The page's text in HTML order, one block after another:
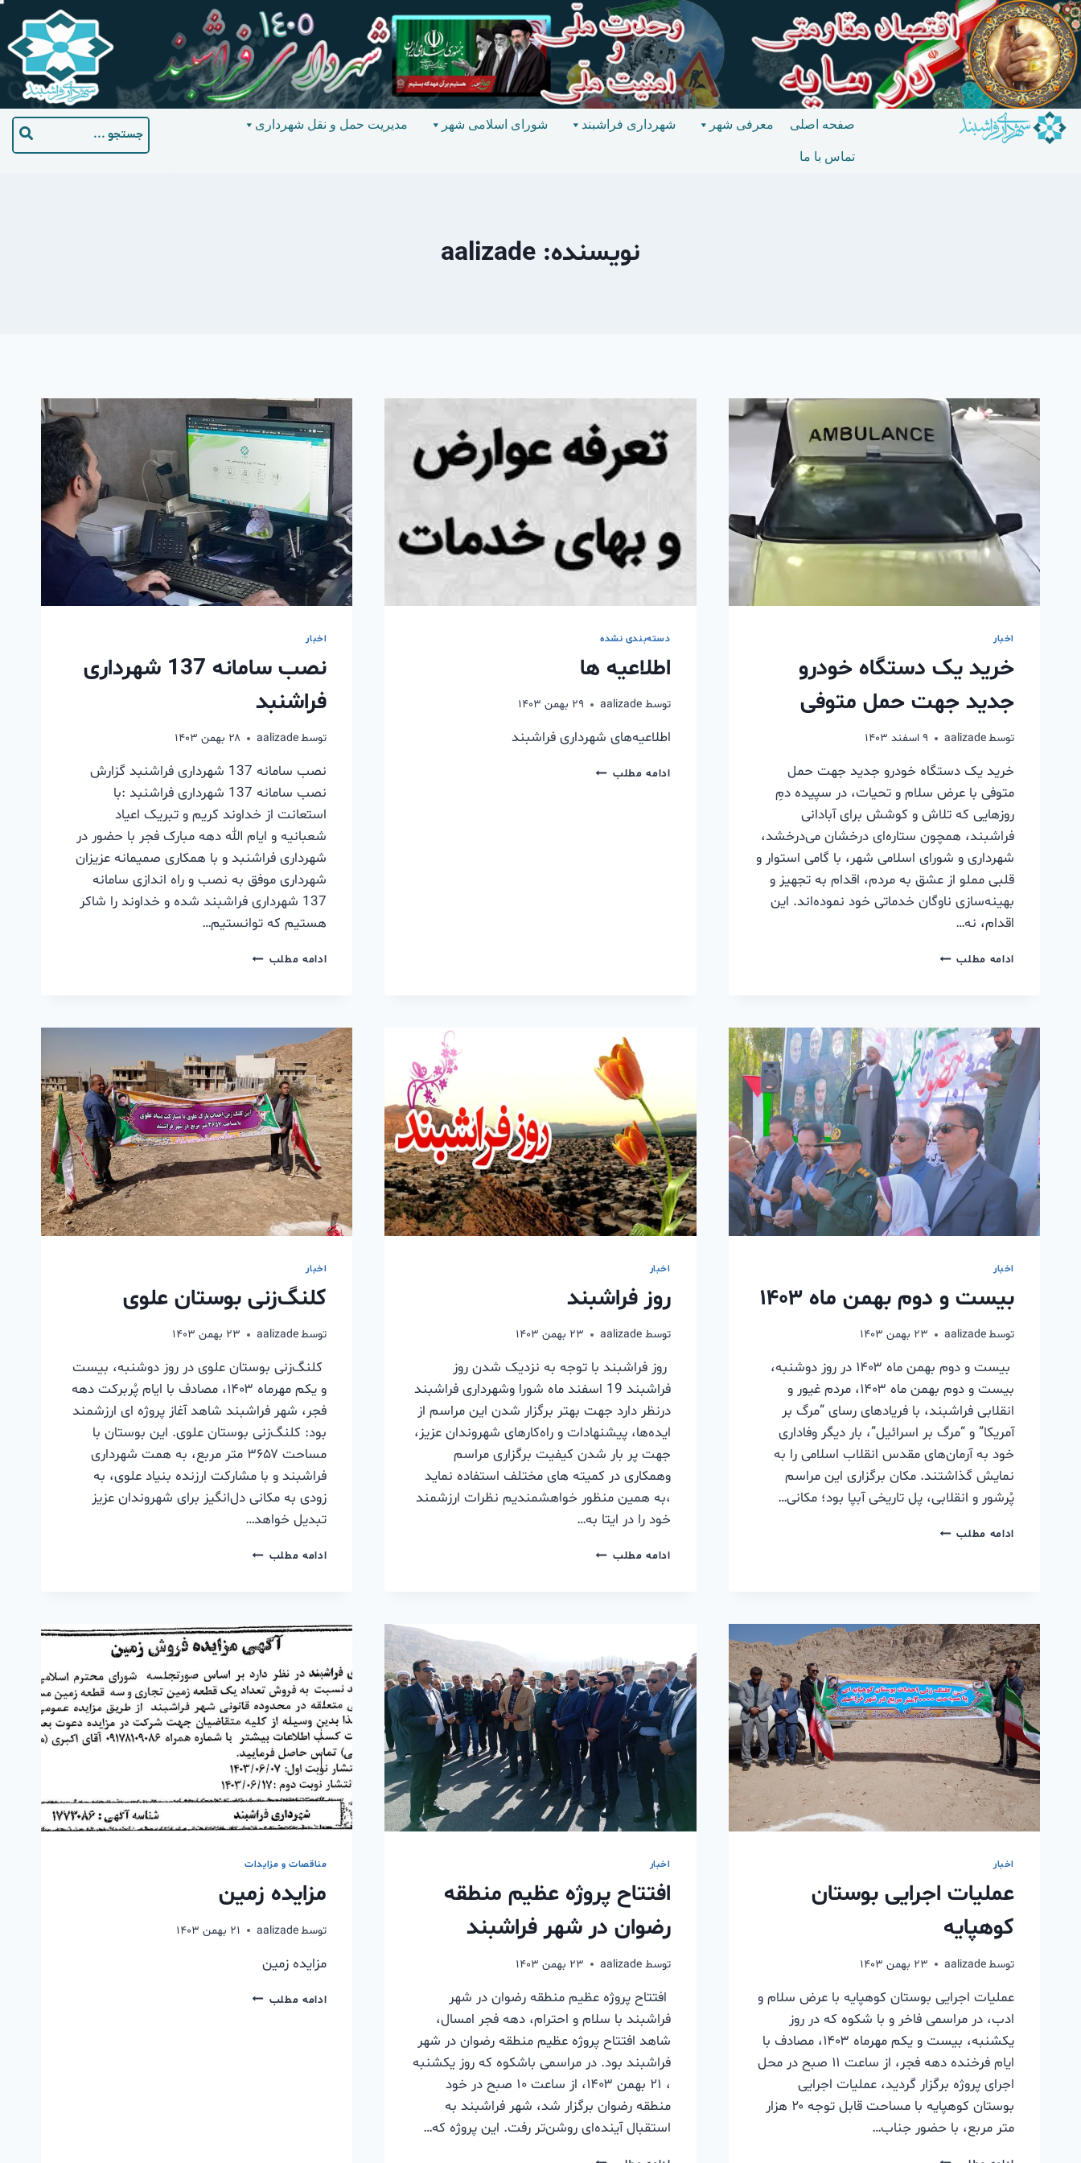
معرفی شهر صفحه اصلی شهرداری فراشبند شورای اسلامی شهر مدیریت حمل و نقل شهرداری
تماس با ما
نویسنده: aalizade
اخبار
خرید یک دستگاه خودرو
جدید جهت حمل متوفی
توسطaalizade ۹ اسفند ۱۴۰۳
خرید یک دستگاه خودرو جدید جهت حمل
متوفی با عرض سلام و تحیات، در سپیده دمِ
روزهایی که تلاش و کوشش برای آبادانی
فراشبند، همچون ستاره‌ای درخشان می‌درخشد،
شهرداری و شورای اسلامی شهر، با گامی استوار و
قلبی مملو از عشق به مردم، اقدام به تجهیز و
بهینه‌سازی ناوگان خدماتی خود نموده‌اند. این
اقدام، نه…
ادامه مطلب
دسته‌بندی نشده
اطلاعیه ها
توسط aalizade ۲۹ بهمن ۱۴۰۳
اطلاعیه‌های شهرداری فراشبند
ادامه مطلب
اخبار
نصب سامانه 137 شهرداری
فراشنبد
توسطaalizade ۲۸ بهمن ۱۴۰۳
نصب سامانه 137 شهرداری فراشنبد گزارش
نصب سامانه 137 شهرداری فراشنبد :با
استعانت از خداوند کریم و تبریک اعیاد
شعبانیه و ایام الله دهه مبارک فجر با حضور در
شهرداری فراشنبد و با همکاری صمیمانه عزیزان
شهرداری موفق به نصب و راه اندازی سامانه
137 شهرداری فراشبند شده و خداوند را شاکر
هستیم که توانستیم…
ادامه مطلب
اخبار
بیست و دوم بهمن ماه ۱۴۰۳
توسطaalizade ۲۳ بهمن ۱۴۰۳
بیست و دوم بهمن ماه ۱۴۰۳ در روز دوشنبه،
بیست و دوم بهمن ماه ۱۴۰۳، مردم غیور و
انقلابی فراشبند، با فریادهای رسای “مرگ بر
آمریکا” و “مرگ بر اسرائیل”، بار دیگر وفاداری
خود به آرمان‌های مقدس انقلاب اسلامی را به
نمایش گذاشتند. مکان برگزاری این مراسم
پُرشور و انقلابی، پل تاریخی آبپا بود؛ مکانی…
ادامه مطلب
اخبار
روز فراشبند
توسط aalizade ۲۳ بهمن ۱۴۰۳
روز فراشبند با توجه به نزدیک شدن روز
فراشبند 19 اسفند ماه شورا وشهرداری فراشبند
درنظر دارد جهت بهتر برگزار شدن این مراسم از
ایده‌ها، پیشنهادات و راه‌کارهای شهروندان عزیز،
جهت پر بار شدن کیفیت برگزاری مراسم
وهمکاری در کمیته های مختلف استفاده نماید
،به همین منظور خواهشمندیم نظرات ارزشمند
خود را در ایتا به…
ادامه مطلب
اخبار
کلنگ‌زنی بوستان علوی
توسطaalizade ۲۳ بهمن ۱۴۰۳
کلنگ‌زنی بوستان علوی در روز دوشنبه، بیست
و یکم مهرماه ۱۴۰۳، مصادف با ایام پُربرکت دهه
فجر، شهر فراشبند شاهد آغاز پروژه ای ارزشمند
بود: کلنگ‌زنی بوستان علوی. این بوستان با
مساحت ۳۶۵۷ متر مربع، به همت شهرداری
فراشبند و با مشارکت ارزنده بنیاد علوی، به
زودی به مکانی دل‌انگیز برای شهروندان عزیز
تبدیل خواهد…
ادامه مطلب
اخبار
عملیات اجرایی بوستان
کوهپایه
توسطaalizade ۲۳ بهمن ۱۴۰۳
عملیات اجرایی بوستان کوهپایه با عرض سلام و
ادب، در مراسمی فاخر و با شکوه که در روز
یکشنبه، بیست و یکم مهرماه ۱۴۰۳، مصادف با
ایام فرخنده دهه فجر، از ساعت ۱۱ صبح در محل
اجرای پروژه برگزار گردید، عملیات اجرایی
بوستان کوهپایه با مساحت قابل توجه ۲۰ هزار
متر مربع، با حضور جناب…
اخبار
افتتاح پروژه عظیم منطقه
رضوان در شهر فراشبند
توسط aalizade ۲۳ بهمن ۱۴۰۳
افتتاح پروژه عظیم منطقه رضوان در شهر
فراشبند با سلام و احترام، دهه فجر امسال،
شاهد افتتاح پروژه عظیم منطقه رضوان در شهر
فراشبند بود. در مراسمی باشکوه که روز یکشنبه
، ۲۱ بهمن ۱۴۰۳، از ساعت ۱۰ صبح در خود
منطقه رضوان برگزار شد، شهر فراشبند به
استقبال آینده‌ای روشن‌تر رفت. این پروژه که…
مناقصات و مزایدات
مزایده زمین
توسطaalizade ۲۱ بهمن ۱۴۰۳
مزایده زمین
ادامه مطلب